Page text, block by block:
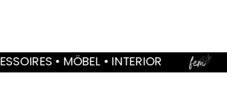
• MÖBEL • INTERIOR